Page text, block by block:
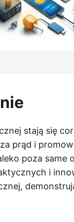
stają się
prąd i
poza same
i